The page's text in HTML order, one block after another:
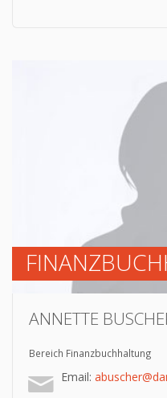
ANNETTE
Bereich Finanzbuchhaltung
Email: